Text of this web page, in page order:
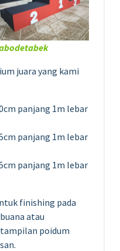
juara yang kami
panjang 1m lebar
panjang 1m lebar
panjang 1m lebar
finishing pada
atau
poidum